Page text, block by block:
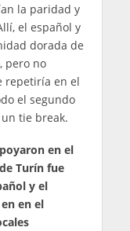
la paridad y
el español y
dorada de
pero no
repetiría en el
el segundo
tie break.
en el
Turín fue
y el
en el